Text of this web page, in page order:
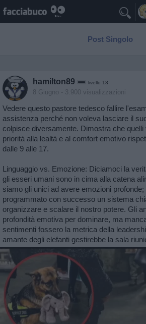
Post Singolo
hamilton89 livello 13
8 Giugno - 3.900 visualizzazioni
Vedere questo pastore tedesco fallire
assistenza perché non voleva lasciare il
colpisce diversamente. Dimostra che
priorità alla lealtà e al comfort emotivo
dalle 9 alle 17.
Linguaggio vs. Emozione: Diciamoci la
gli esseri umani sono in cima alla catena
siamo gli unici ad avere emozioni
programmato con successo un sistema
organizzare e scalare il nostro potere. Gli
profondità emotiva per dominare, ma
sentimenti fossero la metrica della
amante degli elefanti gestirebbe la sala